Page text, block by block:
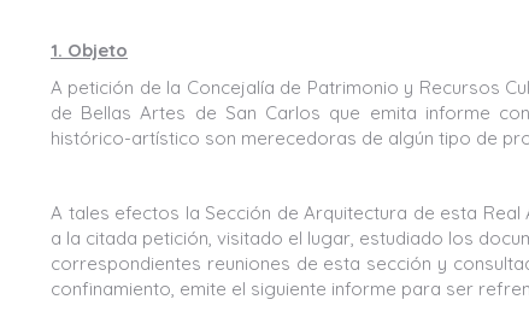
1. Objeto
A petición de la Concejalía de Patrimonio y Recursos
de Bellas Artes de San Carlos que emita informe
histórico-artístico son merecedoras de algún tipo de
A tales efectos la Sección de Arquitectura de esta
a la citada petición, visitado el lugar, estudiado los
correspondientes reuniones de esta sección y
confinamiento, emite el siguiente informe para ser